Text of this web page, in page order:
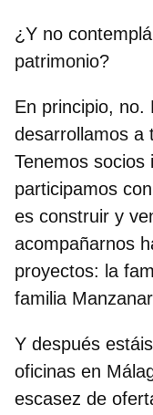
¿Y no
patrimonio?
En principio, no.
desarrollamos a
Tenemos
participamos
es construir y
acompañarnos
proyectos: la
familia
Y después
oficinas en
escasez de